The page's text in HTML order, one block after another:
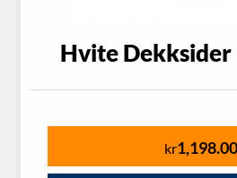
Hvite Dekksider
kr1,198.00